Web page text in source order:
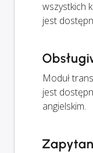
wszystkich
jest
Moduł
jest
angielskim.